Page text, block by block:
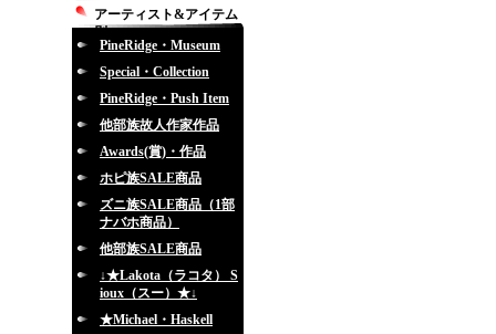
アーティスト&アイテム
別
PineRidge・Museum
Special・Collection
PineRidge・Push Item
他部族故人作家作品
Awards(賞)・作品
ホピ族SALE商品
ズニ族SALE商品（1部
ナバホ商品）
他部族SALE商品
↓★Lakota（ラコタ） S
ioux（スー）★↓
★Michael・Haskell